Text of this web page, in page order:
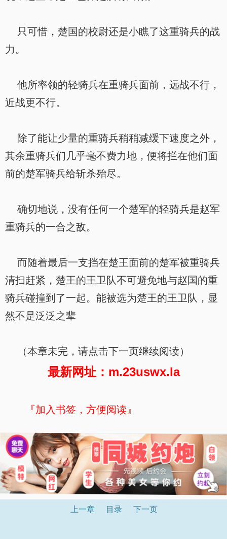
只可惜，楚国的校尉还是小瞧了这重骑兵的战
力。
他所率领的轻骑兵在重骑兵面前，远战不行，
近战更不行。
除了能让少量的重骑兵稍稍减缓下速度之外，
其余重骑兵们几乎毫不费力地，便将拦在他们面
前的楚军骑兵给斩杀殆尽。
确切地说，没有任何一个楚军的轻骑兵是赵军
重骑兵的一合之敌。
而随着最后一支挡在楚王面前的楚军被重骑兵
清扫赶紧，楚王的王卫队不可避免地与赵国的重
骑兵碰撞到了一起。能被选为楚王的王卫队，显
然不是泛泛之辈
（本章未完，请点击下一页继续阅读）
最新网址：m.23uswx.la
『加入书签，方便阅读』
上一章 目录 下一页